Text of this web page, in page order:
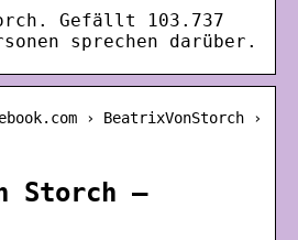
Gefällt 103.737
sprechen darüber.
› BeatrixVonStorch ›
Storch –